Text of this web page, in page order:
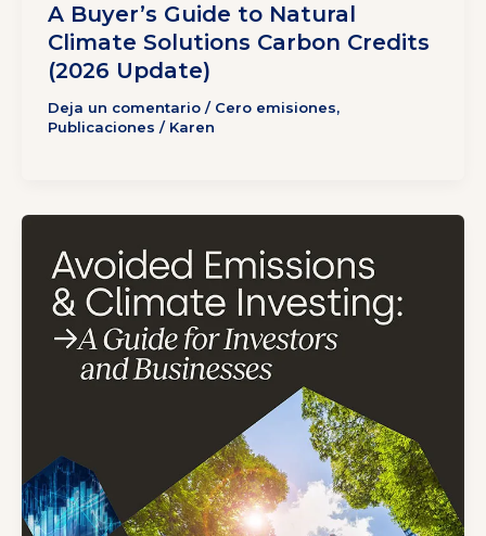
A Buyer’s Guide to Natural
Climate Solutions Carbon Credits
(2026 Update)
Deja un comentario / Cero emisiones,
Publicaciones / Karen